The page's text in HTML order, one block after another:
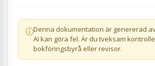
Denna dokumentation är genererad
AI kan göra fel. Är du tveksam
bokföringsbyrå eller revisor.